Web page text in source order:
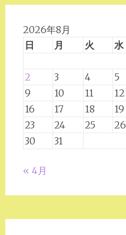
2026年8月
日
月 火 水
2
3 4 5
9
10 11 12
16
17 18 19
23
24 25 26
30
31
« 4月